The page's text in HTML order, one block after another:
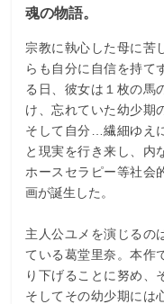
魂の物語。
宗教に執心した母に苦
らも自分に自信を持て
る日、彼女は１枚の馬
け、忘れていた幼少期
そして自分…繊細ゆえ
と現実を行き来し、内
ホースセラピー等社会
画が誕生した。
主人公ユメを演じるの
ている葛堂里奈。本作
り下げることに努め、
そしてその幼少期には